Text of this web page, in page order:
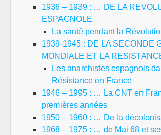
1936 – 1939 : … DE LA
ESPAGNOLE
La santé pendant la
1939-1945 : DE LA SECONDE
MONDIALE ET LA
Les anarchistes espagnols
Résistance en France
1946 – 1995 : … La CNT en
premières années
1950 – 1960 : … De la
1968 – 1975 : … de Mai 68 et